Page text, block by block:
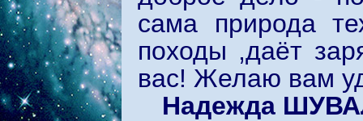
сама природа
походы ,даёт
вас! Желаю вам
Надежда